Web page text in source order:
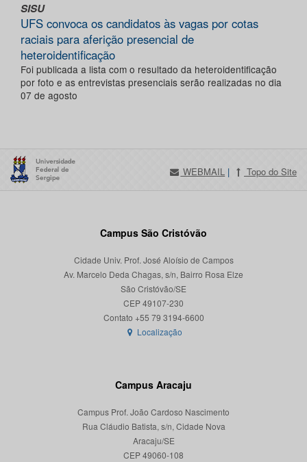
SISU
UFS convoca os candidatos às vagas por cotas
raciais para aferição presencial de
heteroidentificação
Foi publicada a lista com o resultado da heteroidentificação
por foto e as entrevistas presenciais serão realizadas no dia
07 de agosto
WEBMAIL | Topo do Site
Campus São Cristóvão
Cidade Univ. Prof. José Aloísio de Campos
Av. Marcelo Deda Chagas, s/n, Bairro Rosa Elze
São Cristóvão/SE
CEP 49107-230
Localização
Campus Aracaju
Campus Prof. João Cardoso Nascimento
Rua Cláudio Batista, s/n, Cidade Nova
Aracaju/SE
CEP 49060-108